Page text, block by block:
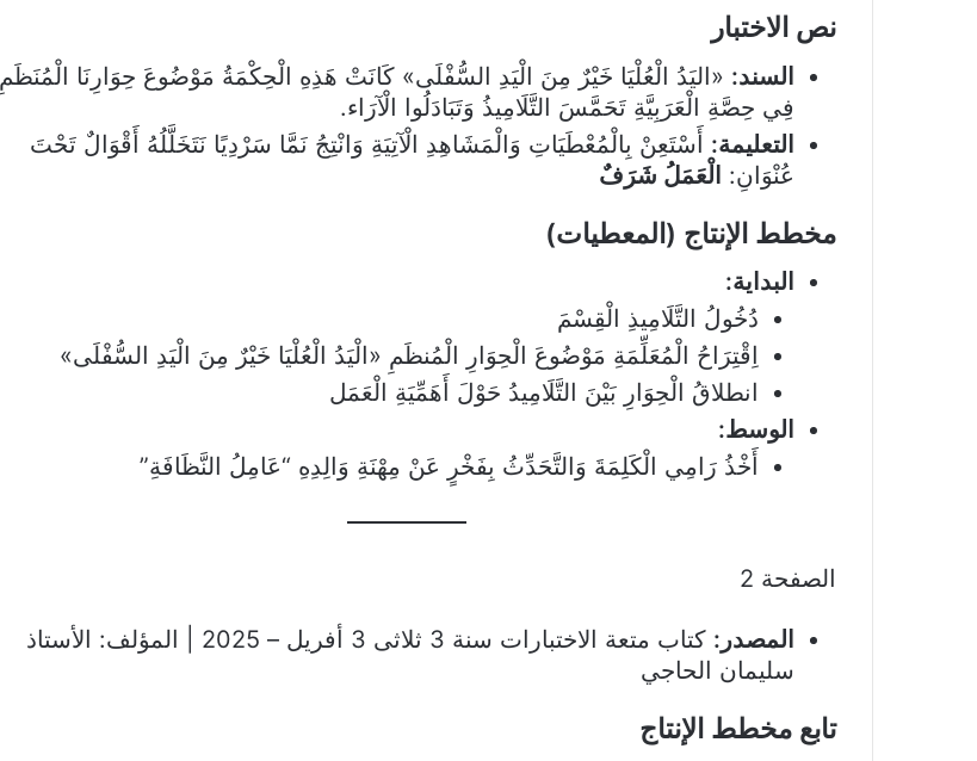
نص الاختبار
السند: «اليَدُ الْعُلْيَا خَيْرٌ مِنَ الْيَدِ السُّفْلَى» كَانَتْ هَذِهِ الْحِكْمَةُ مَوْضُوعَ حِوَارِنَا الْمُنَظَمِ
فِي حِصَّةِ الْعَرَبِيَّةِ تَحَمَّسَ التَّلَامِيذُ وَتَبَادَلُوا الْآرَاء.
التعليمة: أَسْتَعِنْ بِالْمُعْطَيَاتِ وَالْمَشَاهِدِ الْآتِيَةِ وَانْتِجُ نَمَّا سَرْدِيًا نَتَخَلَّلُهُ أَقْوَالٌ تَحْتَ
عُنْوَانِ: الْعَمَلُ شَرَفٌ
مخطط الإنتاج (المعطيات)
البداية:
دُخُولُ التَّلَامِيذِ الْقِسْمَ
اِقْتِرَاحُ الْمُعَلِّمَةِ مَوْضُوعَ الْحِوَارِ الْمُنظَمِ «الْيَدُ الْعُلْيَا خَيْرٌ مِنَ الْيَدِ السُّفْلَى»
انطلاقُ الْحِوَارِ بَيْنَ التَّلَامِيدُ حَوْلَ أَهَمِّيَةِ الْعَمَل
الوسط:
أَخْذُ رَامِي الْكَلِمَةَ وَالتَّحَدِّثُ بِفَخْرٍ عَنْ مِهْنَةِ وَالِدِهِ “عَامِلُ النَّظَافَةِ”
الصفحة 2
المصدر:
كتاب متعة الاختبارات سنة 3 ثلاثى 3 أفريل – 2025 | المؤلف: الأستاذ
سليمان الحاجي
تابع مخطط الإنتاج